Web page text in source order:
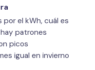
el kWh, cuál es
patrones
picos
igual en invierno